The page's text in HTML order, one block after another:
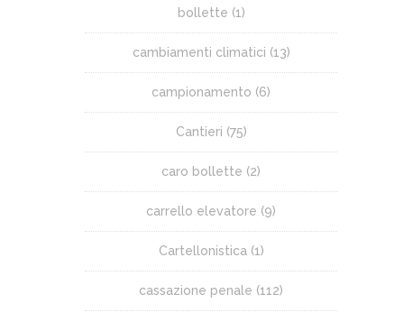
bollette (1)
cambiamenti climatici (13)
campionamento (6)
Cantieri (75)
caro bollette (2)
carrello elevatore (9)
Cartellonistica(1)
cassazione penale (112)